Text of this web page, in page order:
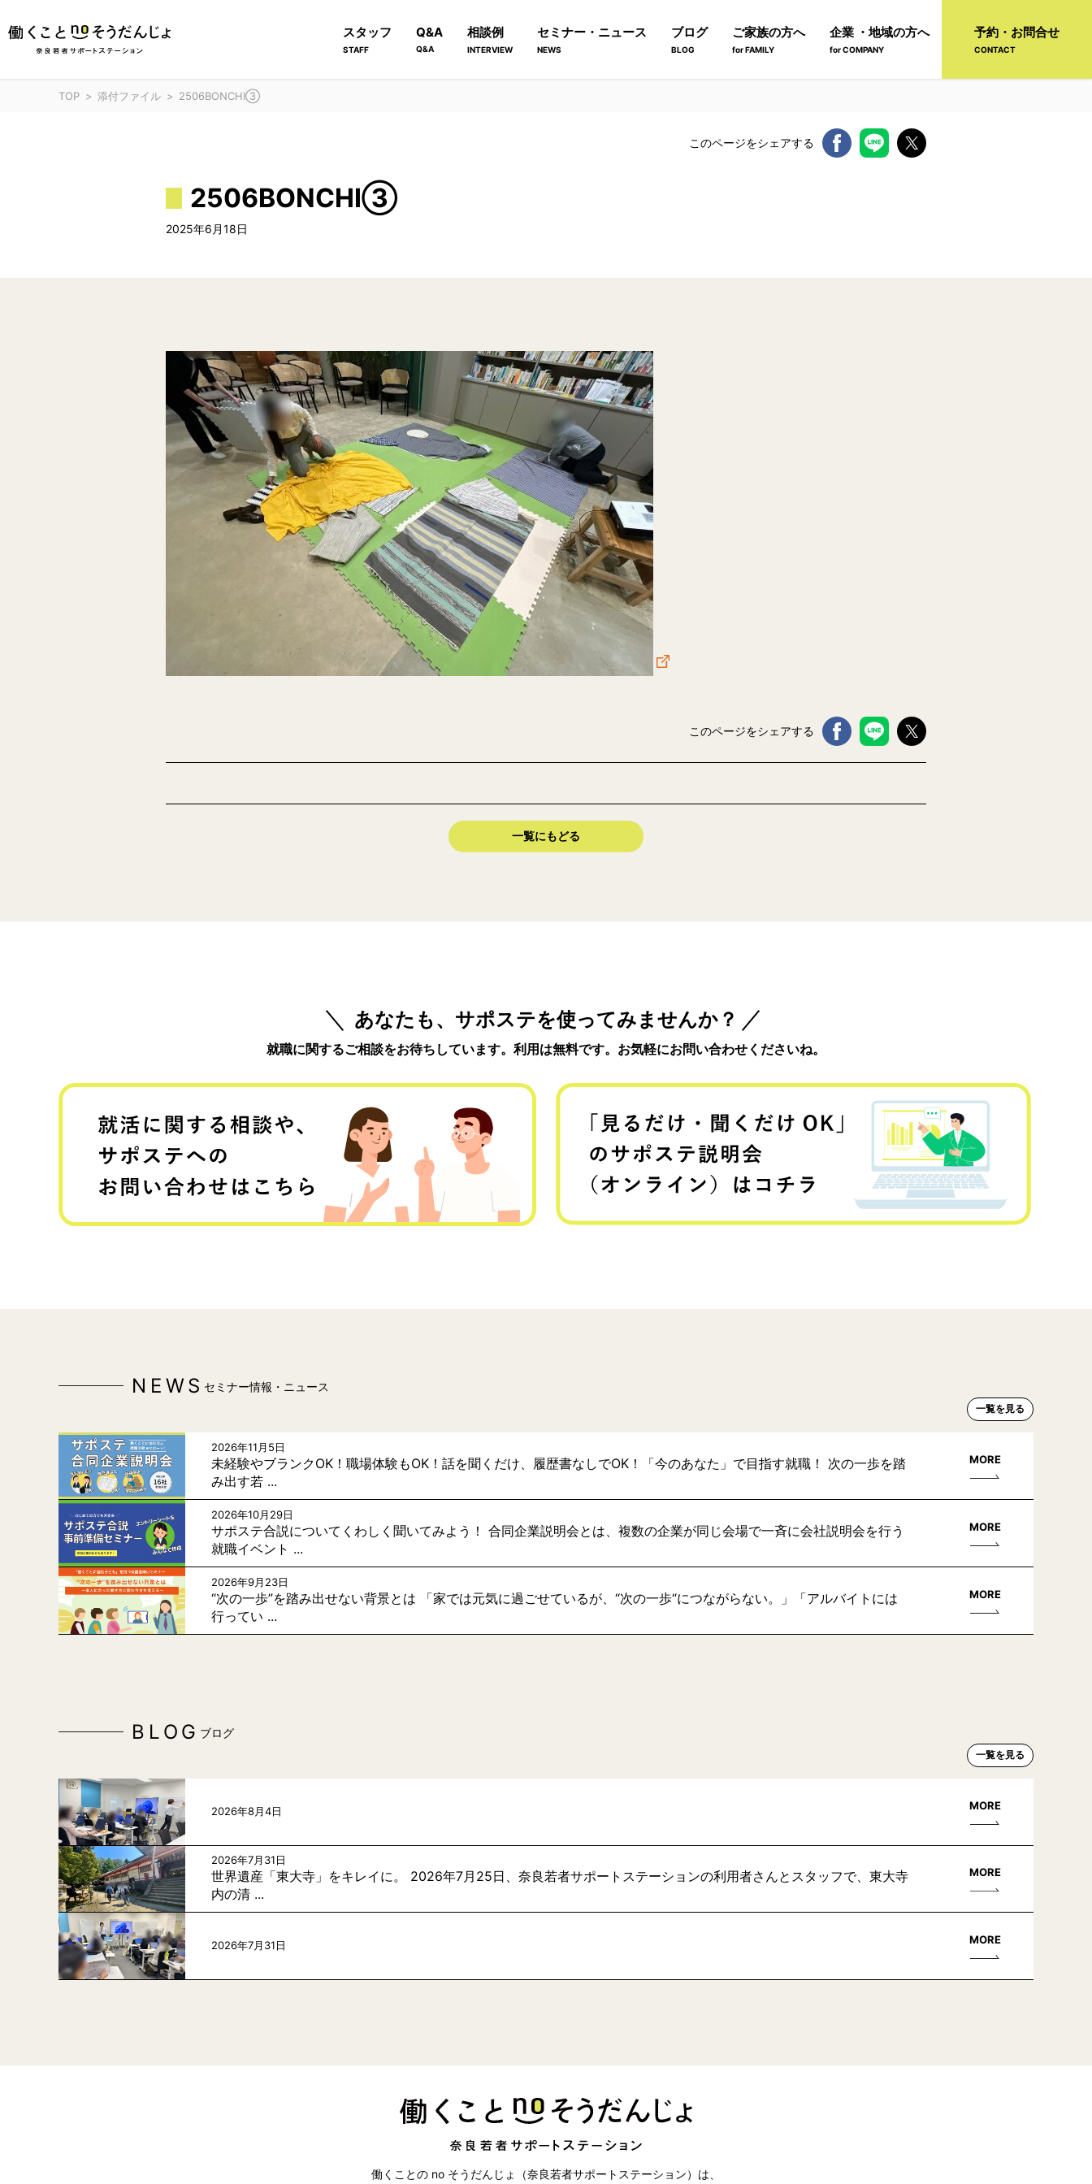
スタッフ
STAFF
Q&A
Q&A
相談例
INTERVIEW
セミナー・ニュース
NEWS
ブログ
BLOG
ご家族の方へ
for FAMILY
企業 ・地域の方へ
for COMPANY
予約・お問合せ
CONTACT
TOP 添付ファイル 2506BONCHI③
このページをシェアする
2506BONCHI③
2025年6月18日
このページをシェアする
一覧にもどる
あなたも、サポステを使ってみませんか？
就職に関するご相談をお待ちしています。利用は無料です。お気軽にお問い合わせくださいね。
NEWS セミナー情報・ニュース
一覧を見る
2026年11月5日
未経験やブランクOK！職場体験もOK！話を聞くだけ、履歴書なしでOK！「今のあなた」で目指す就職！ 次の一歩を踏
み出す若 ...
MORE
2026年10月29日
サポステ合説についてくわしく聞いてみよう！ 合同企業説明会とは、複数の企業が同じ会場で一斉に会社説明会を行う
就職イベント ...
MORE
2026年9月23日
“次の一歩”を踏み出せない背景とは 「家では元気に過ごせているが、“次の一歩“につながらない。」「アルバイトには
行ってい ...
MORE
BLOG ブログ
一覧を見る
2026年8月4日 MORE
2026年7月31日
世界遺産「東大寺」をキレイに。 2026年7月25日、奈良若者サポートステーションの利用者さんとスタッフで、東大寺
内の清 ...
MORE
2026年7月31日 MORE
働くことの no そうだんじょ（奈良若者サポートステーション）は、